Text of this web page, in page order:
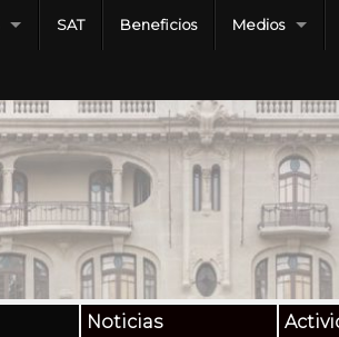
SAT Beneficios Medios
Noticias